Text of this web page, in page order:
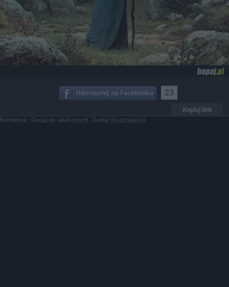
23
Kopiuj link
Komentuj Dodaj do ulubionych Dodaj do przyjaciół